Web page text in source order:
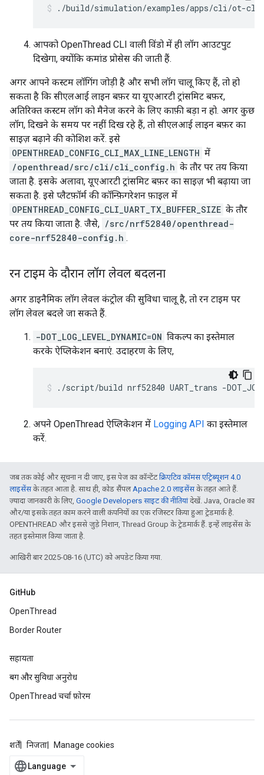
./build/simulation/examples/apps/cli/ot-
आपको OpenThread CLI वाली विंडो में ही लॉग आउटपुट
दिखेगा, क्योंकि कमांड प्रोसेस की जाती हैं.
अगर आपने कस्टम लॉगिंग जोड़ी है और सभी लॉग चालू किए हैं, तो हो
सकता है कि सीएलआई लाइन बफ़र या यूएआरटी ट्रांसमिट बफ़र,
अतिरिक्त कस्टम लॉग को मैनेज करने के लिए काफ़ी बड़ा न हो. अगर कुछ
लॉग, दिखने के समय पर नहीं दिख रहे हैं, तो सीएलआई लाइन बफ़र का
साइज़ बढ़ाने की कोशिश करें. इसे
OPENTHREAD_CONFIG_CLI_MAX_LINE_LENGTH में
/openthread/src/cli/cli_config.h के तौर पर तय किया
जाता है. इसके अलावा, यूएआरटी ट्रांसमिट बफ़र का साइज़ भी बढ़ाया जा
सकता है. इसे प्लैटफ़ॉर्म की कॉन्फ़िगरेशन फ़ाइल में
OPENTHREAD_CONFIG_CLI_UART_TX_BUFFER_SIZE के तौर
पर तय किया जाता है. जैसे, /src/nrf52840/openthread-
core-nrf52840-config.h .
रन टाइम के दौरान लॉग लेवल बदलना
अगर डाइनैमिक लॉग लेवल कंट्रोल की सुविधा चालू है, तो रन टाइम पर
लॉग लेवल बदले जा सकते हैं.
-DOT_LOG_LEVEL_DYNAMIC=ON विकल्प का इस्तेमाल
करके ऐप्लिकेशन बनाएं. उदाहरण के लिए,
./script/build nrf52840 UART_trans -
अपने OpenThread ऐप्लिकेशन में Logging API का इस्तेमाल
करें.
जब तक कोई और सूचना न दी जाए, इस पेज का कॉन्टेंटक्रिएटिव कॉमंस एट्रिब्यूशन 4.0
लाइसेंसके तहत आता है. साथ ही, कोड सैंपलApache 2.0 लाइसेंसके तहत आते हैं.
ज़्यादा जानकारी के लिए, Google Developers साइट की नीतियांदेखें. Java, Oracle का
और/या इसके तहत काम करने वाली कंपनियों का एक रजिस्टर किया हुआ ट्रेडमार्क है.
OPENTHREAD और इससे जुड़े निशान, Thread Group के ट्रेडमार्क हैं. इन्हें लाइसेंस के
तहत इस्तेमाल किया जाता है.
आखिरी बार 2025-08-16 (UTC) को अपडेट किया गया.
GitHub
OpenThread
Border Router
सहायता
बग और सुविधा अनुरोध
OpenThread चर्चा फ़ोरम
शर्तें निजता Manage cookies